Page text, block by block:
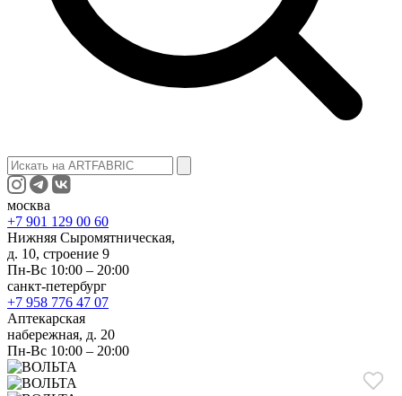
москва
+7 901 129 00 60
Нижняя Сыромятническая,
д. 10, строение 9
Пн-Вс 10:00 – 20:00
санкт-петербург
+7 958 776 47 07
Аптекарская
набережная, д. 20
Пн-Вс 10:00 – 20:00